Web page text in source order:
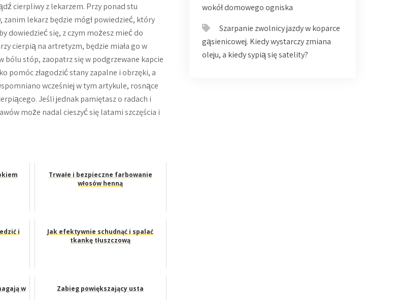
cierpliwy z lekarzem. Przy ponad stu
lekarz będzie mógł powiedzieć, który
dowiedzieć się, z czym możesz mieć do
cierpią na artretyzm, będzie miała go w
bólu stóp, zaopatrz się w podgrzewane kapcie
pomóc złagodzić stany zapalne i obrzęki, a
wcześniej w tym artykule, rosnące
Jeśli jednak pamiętasz o radach i
może nadal cieszyć się latami szczęścia i
Trwałe i bezpieczne farbowanie
włosów henną
i
Jak efektywnie schudnąć i spalać
tkankę tłuszczową
w
Zabieg powiększający usta
wokół domowego ogniska
Szarpanie zwolnicy jazdy w koparce
gąsienicowej. Kiedy wystarczy zmiana
oleju, a kiedy sypią się satelity?